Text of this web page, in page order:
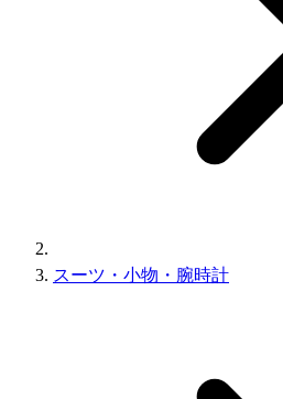
スーツ・小物・腕時計